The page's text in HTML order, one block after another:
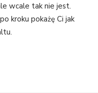
wcale tak nie jest.
kroku pokażę Ci jak